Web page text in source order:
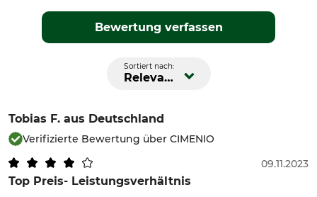
Bewertung verfassen
Sortiert nach:
Relevanz
Tobias F. aus Deutschland
Verifizierte Bewertung über CIMENIO
Top Preis- Leistungsverhältnis
09.11.2023